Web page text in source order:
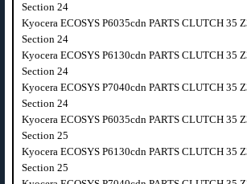
Section 24
Kyocera ECOSYS P6035cdn PARTS CLUTCH 35
Section 24
Kyocera ECOSYS P6130cdn PARTS CLUTCH 35
Section 24
Kyocera ECOSYS P7040cdn PARTS CLUTCH 35
Section 24
Kyocera ECOSYS P6035cdn PARTS CLUTCH 35
Section 25
Kyocera ECOSYS P6130cdn PARTS CLUTCH 35
Section 25